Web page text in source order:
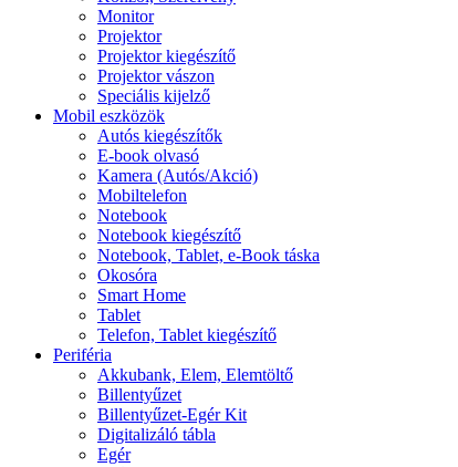
Monitor
Projektor
Projektor kiegészítő
Projektor vászon
Speciális kijelző
Mobil eszközök
Autós kiegészítők
E-book olvasó
Kamera (Autós/Akció)
Mobiltelefon
Notebook
Notebook kiegészítő
Notebook, Tablet, e-Book táska
Okosóra
Smart Home
Tablet
Telefon, Tablet kiegészítő
Periféria
Akkubank, Elem, Elemtöltő
Billentyűzet
Billentyűzet-Egér Kit
Digitalizáló tábla
Egér